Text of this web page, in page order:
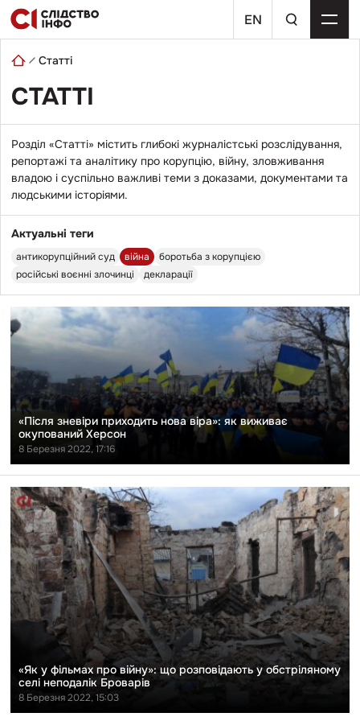
Skip
to
content
EN
пошуковий
запит
Статті
СТАТТІ
Розділ «Статті» містить глибокі журналістські розслідування,
репортажі та аналітику про корупцію, війну, зловживання
владою і суспільно важливі теми з доказами, документами та
людськими історіями.
Актуальні теги
антикорупційний суд війна
боротьба з корупцією
російські воєнні злочинці
декларації
Перейти
до
публікації
«Після
зневіри
приходить
нова
віра»:
виживає
окупований
Херсон
«Після зневіри приходить нова віра»: як виживає
окупований Херсон
8 Березня 2022, 17:16
Перейти
до
публікації
«Як
фільмах
про
війну»:
що
розповідають
обстріляному
неподалік
«Як у фільмах про війну»: що розповідають у обстріляному
селі неподалік Броварів
8 Березня 2022, 15:03